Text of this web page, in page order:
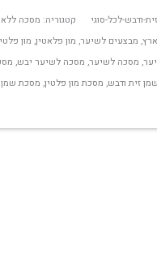
ודבש-לכל-סוגי קטגוריה: מסכה
, מבצעים לשיער, מון פלאטין, מון
, מסכה לשיער, מסכה לשיער יבש,
זית ודבש, מסכת מון פלטין, מסכת שמן